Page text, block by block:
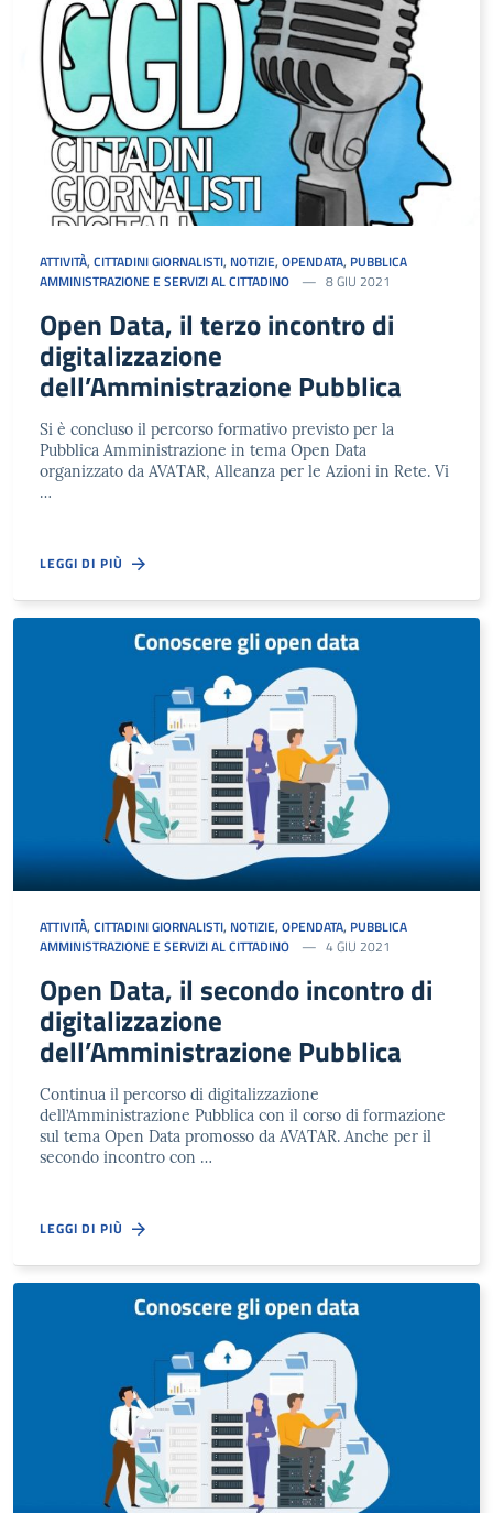
ATTIVITÀ, CITTADINI GIORNALISTI, NOTIZIE, OPENDATA, PUBBLICA
AMMINISTRAZIONE E SERVIZI AL CITTADINO
8 GIU 2021
Open Data, il terzo incontro di
digitalizzazione
dell’Amministrazione Pubblica
Si è concluso il percorso formativo previsto per la
Pubblica Amministrazione in tema Open Data
organizzato da AVATAR, Alleanza per le Azioni in Rete. Vi
…
LEGGI DI PIÙ
ATTIVITÀ, CITTADINI GIORNALISTI, NOTIZIE, OPENDATA, PUBBLICA
AMMINISTRAZIONE E SERVIZI AL CITTADINO
4 GIU 2021
Open Data, il secondo incontro di
digitalizzazione
dell’Amministrazione Pubblica
Continua il percorso di digitalizzazione
dell’Amministrazione Pubblica con il corso di formazione
sul tema Open Data promosso da AVATAR. Anche per il
secondo incontro con …
LEGGI DI PIÙ